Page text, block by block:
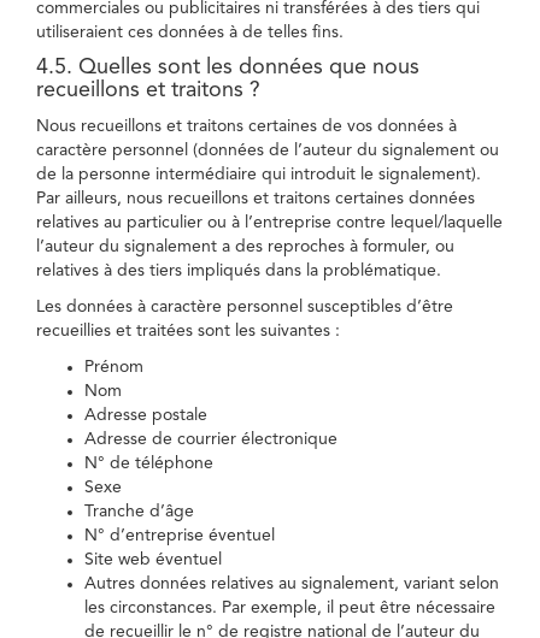
commerciales ou publicitaires ni transférées à des tiers qui
utiliseraient ces données à de telles fins.
4.5. Quelles sont les données que nous
recueillons et traitons ?
Nous recueillons et traitons certaines de vos données à
caractère personnel (données de l’auteur du signalement ou
de la personne intermédiaire qui introduit le signalement).
Par ailleurs, nous recueillons et traitons certaines données
relatives au particulier ou à l’entreprise contre lequel/laquelle
l’auteur du signalement a des reproches à formuler, ou
relatives à des tiers impliqués dans la problématique.
Les données à caractère personnel susceptibles d’être
recueillies et traitées sont les suivantes :
Prénom
Nom
Adresse postale
Adresse de courrier électronique
N° de téléphone
Sexe
Tranche d’âge
N° d’entreprise éventuel
Site web éventuel
Autres données relatives au signalement, variant selon
les circonstances. Par exemple, il peut être nécessaire
de recueillir le n° de registre national de l’auteur du